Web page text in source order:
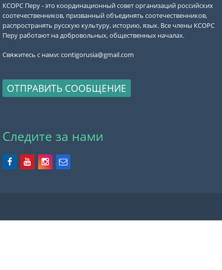
КСОРС Перу - это координационный совет организаций российских
соотечественников, призванный объединять соотечественников,
распространять русскую культуру, историю, язык. Все члены КСОРС
Перу работают на добровольных, общественных началах.
Свяжитесь с нами:contigorusia@gmail.com
ОТПРАВИТЬ СООБЩЕНИЕ
Следите за нами